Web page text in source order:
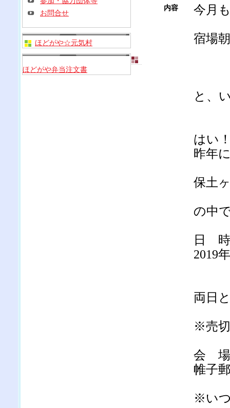
内容 今月
宿場
と、
はい
昨年
保土
の中
日
2019
両日
※売
会
帷子
※い
お問合せ
ほどがや☆元気村
ほどがや弁当注文書